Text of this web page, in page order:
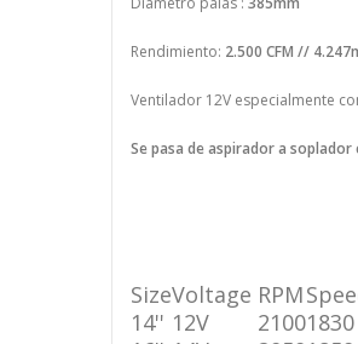
Rendimiento: 2.500 CFM //
Ventilador 12V especialmente
Se pasa de aspirador a
SizeVoltage RPM
14'' 12V 21001830